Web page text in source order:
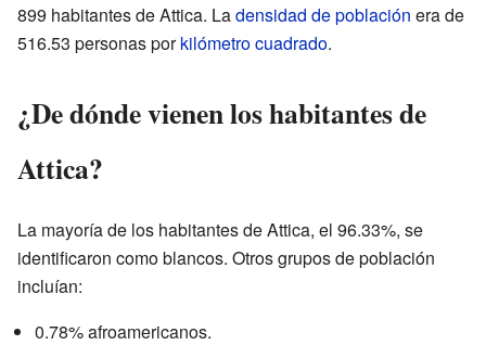
899 habitantes de Attica. Ladensidad de población era de
516.53 personas porkilómetro cuadrado.
¿De dónde vienen los habitantes de
Attica?
La mayoría de los habitantes de Attica, el 96.33%, se
identificaron como blancos. Otros grupos de población
incluían:
0.78% afroamericanos.